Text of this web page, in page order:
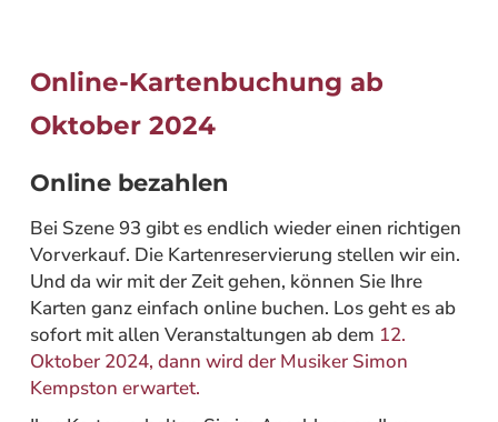
Online-Kartenbuchung ab
Oktober 2024
Online bezahlen
Bei Szene 93 gibt es endlich wieder einen richtigen
Vorverkauf. Die Kartenreservierung stellen wir ein.
Und da wir mit der Zeit gehen, können Sie Ihre
Karten ganz einfach online buchen. Los geht es ab
sofort mit allen Veranstaltungen ab dem 12.
Oktober 2024, dann wird der Musiker Simon
Kempston erwartet.